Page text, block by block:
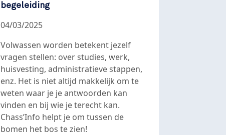
begeleiding
04/03/2025
Volwassen worden betekent jezelf
vragen stellen: over studies, werk,
huisvesting, administratieve stappen,
enz. Het is niet altijd makkelijk om te
weten waar je je antwoorden kan
vinden en bij wie je terecht kan.
Chass’Info helpt je om tussen de
bomen het bos te zien!